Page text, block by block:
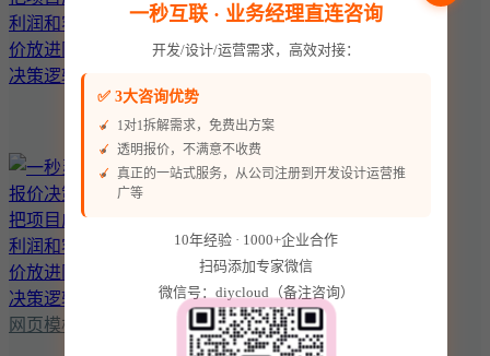
网页模板
一秒互联 · 业务经理直连咨询
开发/设计/运营需求，高效对接：
✅ 3大咨询优势
1对1拆解需求，免费出方案
透明报价，不满意不收费
真正的一站式服务，从公司注册到开发设计运营推
广等
10年经验 · 1000+企业合作
扫码添加专家微信
微信号：diycloud（备注咨询）